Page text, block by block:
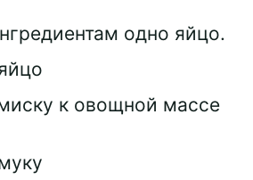
одно яйцо.
к овощной массе